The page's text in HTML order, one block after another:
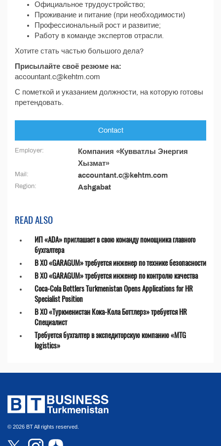
Официальное трудоустройство;
Проживание и питание (при необходимости)
Профессиональный рост и развитие;
Работу в команде экспертов отрасли.
Хотите стать частью большого дела?
Присылайте своё резюме на:
accountant.c@kehtm.com
С пометкой и указанием должности, на которую готовы
претендовать.
Contact
Employer:
Компания «Кувватлы Энергия
Хызмат»
Mail: accountant.c@kehtm.com
Region: Ashgabat
READ ALSO
ИП «ADA» приглашает в свою команду помощника главного
бухгалтера
В ХО «GARAGUM» требуется инженер по технике безопасности
В ХО «GARAGUM» требуется инженер по контролю качества
Coca-Cola Bottlers Turkmenistan Opens Applications for HR
Specialist Position
В ХО «Туркменистан Кока-Кола Боттлерз» требуется HR
Специалист
Требуется бухгалтер в экспедиторскую компанию «MTG
logistics»
© 2026 BT All rights reserved.